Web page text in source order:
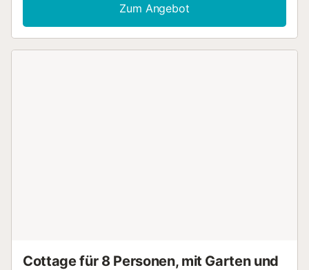
Zum Angebot
Cottage für 8 Personen, mit Garten und